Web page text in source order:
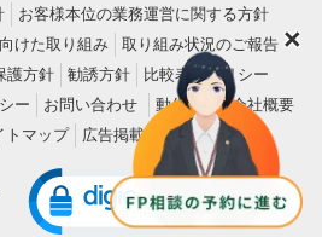
×
お客様本位の業務運営に関する方針
けた取り組み
取り組み状況のご報告
護方針 勧誘方針
比較表示ポリシー
ー
お問い合わせ 動作環境
会社概要
トマップ 広告掲載について